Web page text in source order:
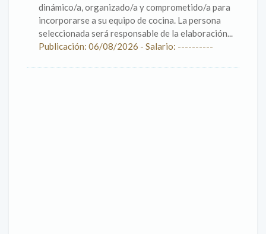
dinámico/a, organizado/a y comprometido/a para
incorporarse a su equipo de cocina. La persona
seleccionada será responsable de la elaboración...
Publicación: 06/08/2026 - Salario: ----------